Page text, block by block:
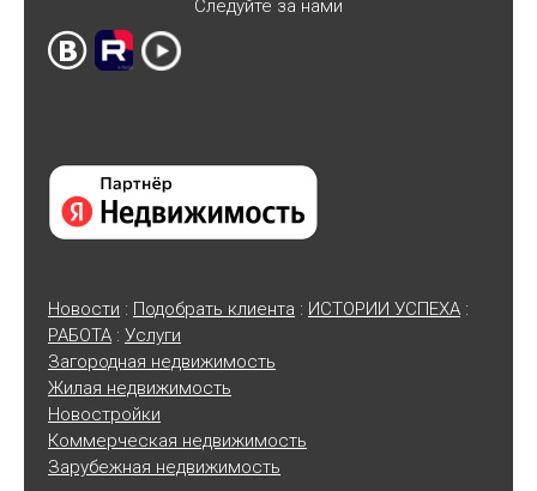
Следуйте за нами
Новости : Подобрать клиента : ИСТОРИИ УСПЕХА :
РАБОТА : Услуги
Загородная недвижимость
Жилая недвижимость
Новостройки
Коммерческая недвижимость
Зарубежная недвижимость